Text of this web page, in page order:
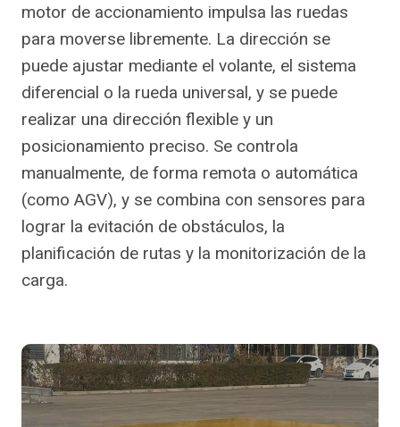
motor de accionamiento impulsa las ruedas
para moverse libremente. La dirección se
puede ajustar mediante el volante, el sistema
diferencial o la rueda universal, y se puede
realizar una dirección flexible y un
posicionamiento preciso. Se controla
manualmente, de forma remota o automática
(como AGV), y se combina con sensores para
lograr la evitación de obstáculos, la
planificación de rutas y la monitorización de la
carga.